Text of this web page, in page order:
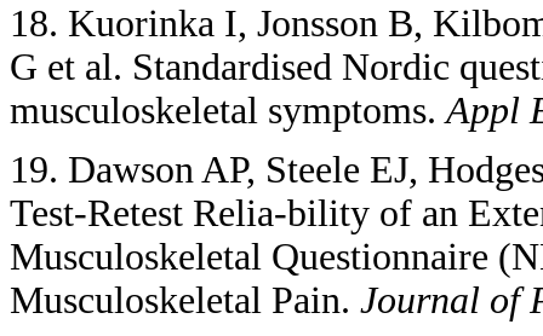
18. Kuorinka I, Jonsson B,
G et al. Standardised Nordic
musculoskeletal symptoms. Appl
19. Dawson AP, Steele EJ,
Test-Retest Relia-bility of an
Musculoskeletal Questionnaire
Musculoskeletal Pain. Journal of